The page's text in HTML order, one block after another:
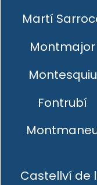
Martí
Montmajor
Montesquiu
Fontrubí
Castellví de